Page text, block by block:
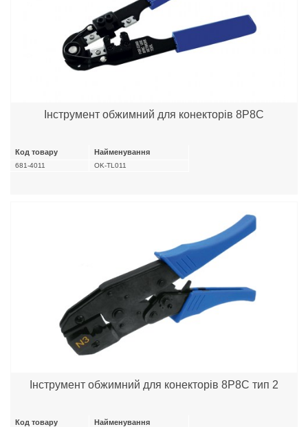
Інструмент обжимний для конекторів 8P8C
Код товару Найменування
681-4011 OK-TL011
Інструмент обжимний для конекторів 8P8C тип 2
Код товару Найменування